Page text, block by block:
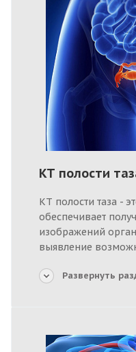
КТ полости
КТ полости таза -
обеспечивает
изображений
выявление
Развернуть